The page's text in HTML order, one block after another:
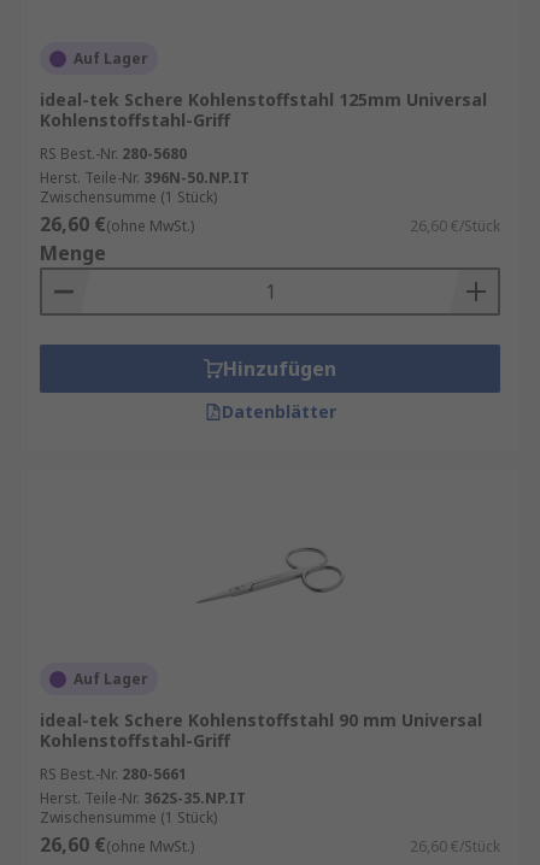
Auf Lager
ideal-tek Schere Kohlenstoffstahl 125mm Universal
Kohlenstoffstahl-Griff
RS Best.-Nr. 280-5680
Herst. Teile-Nr. 396N-50.NP.IT
Zwischensumme (1 Stück)
26,60 €(ohne MwSt.) 26,60 €/Stück
Menge
Hinzufügen
Datenblätter
Auf Lager
ideal-tek Schere Kohlenstoffstahl 90 mm Universal
Kohlenstoffstahl-Griff
RS Best.-Nr. 280-5661
Herst. Teile-Nr. 362S-35.NP.IT
Zwischensumme (1 Stück)
26,60 €(ohne MwSt.) 26,60 €/Stück